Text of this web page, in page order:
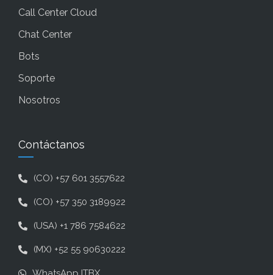
Call Center Cloud
Chat Center
Bots
Soporte
Nosotros
Contáctanos
(CO) +57 601 3557622
(CO) +57 350 3189922
(USA) +1 786 7584622
(MX) +52 55 90630222